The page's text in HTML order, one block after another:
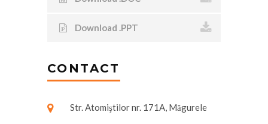
Download .PPT
CONTACT
Str. Atomiştilor nr. 171A, Măgurele